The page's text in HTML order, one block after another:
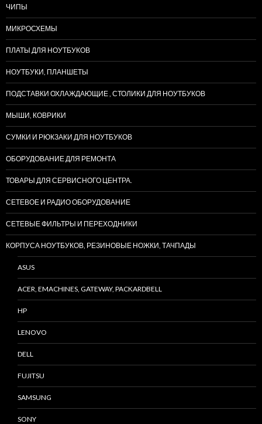
ЧИПЫ
МИКРОСХЕМЫ
ПЛАТЫ ДЛЯ НОУТБУКОВ
НОУТБУКИ, ПЛАНШЕТЫ
ПОДСТАВКИ ОХЛАЖДАЮЩИЕ , СТОЛИКИ ДЛЯ НОУТБУКОВ
МЫШИ, КОВРИКИ
СУМКИ И РЮКЗАКИ ДЛЯ НОУТБУКОВ
ОБОРУДОВАНИЕ ДЛЯ РЕМОНТА
ТОВАРЫ ДЛЯ СЕРВИСНОГО ЦЕНТРА.
СЕТЕВОЕ И РАДИО ОБОРУДОВАНИЕ
СЕТЕВЫЕ ФИЛЬТРЫ И ПЕРЕХОДНИКИ
КОРПУСА НОУТБУКОВ, РЕЗИНОВЫЕ НОЖКИ, ТАЧПАДЫ
ASUS
ACER, EMACHINES, GATEWAY, PACKARDBELL
HP
LENOVO
DELL
FUJITSU
SAMSUNG
SONY